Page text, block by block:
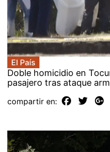
El País
Doble homicidio en
pasajero tras ataque
compartir en: